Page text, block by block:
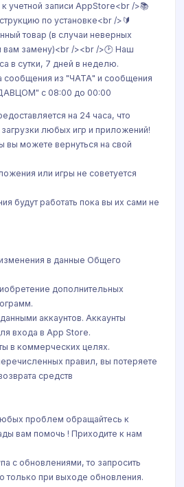
учетной записи AppStore<br />📚
по установке<br />🔰
товар (в случаи неверных
вам замену)<br /><br />🕑 Наш
в сутки, 7 дней в неделю.
сообщения из "ЧАТА" и сообщения
с 08:00 до 00:00
на 24 часа, что
любых игр и приложений!
вы можете вернуться на свой
или игры не советуется
будут работать пока вы их сами не
в данные Общего
дополнительных
аккаунтов. Аккаунты
входа в App Store.
в коммерческих целях.
правил, вы потеряете
средств
проблем обращайтесь к
вам помочь ! Приходите к нам
с обновлениями, то запросить
только при выходе обновления.